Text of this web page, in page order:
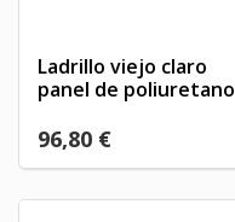
Ladrillo viejo claro
panel de poliuretano
96,80 €